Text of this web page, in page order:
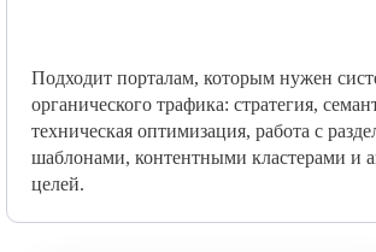
Подходит порталам, которым нужен
органического трафика: стратегия,
техническая оптимизация, работа с
шаблонами, контентными кластерами и
целей.